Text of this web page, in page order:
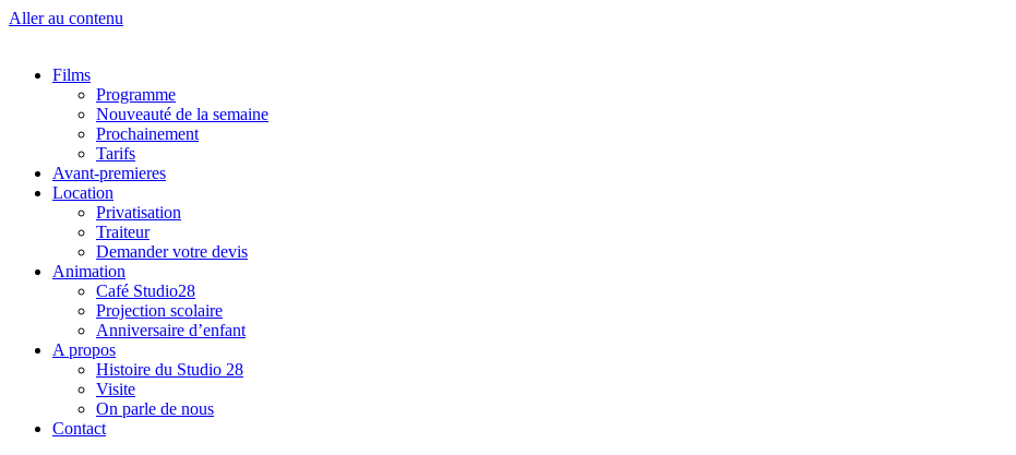
Aller au contenu
Films
Programme
Nouveauté de la semaine
Prochainement
Tarifs
Avant-premieres
Location
Privatisation
Traiteur
Demander votre devis
Animation
Café Studio28
Projection scolaire
Anniversaire d’enfant
A propos
Histoire du Studio 28
Visite
On parle de nous
Contact